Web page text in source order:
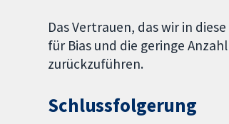
Das Vertrauen, das wir in
für Bias und die geringe
zurückzuführen.
Schlussfolgerung